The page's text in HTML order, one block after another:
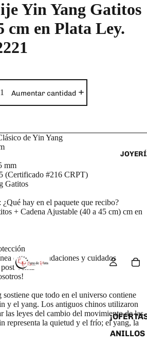
ANILLOS
Yin Yang Gatitos
cm en Plata Ley.
Aumentar cantidad
de Yin Yang
mm
(Certificado #216 CRPT)
Gatitos
hay en el paquete que recibo?
+ Cadena Ajustable (40 a 45 cm) cm en
de recomendaciones y cuidados
venta
que todo en el universo contiene
y el yang. Los antiguos chinos utilizaron
las leyes del cambio del movimiento de las
representa la quietud y el frío; el yang, la